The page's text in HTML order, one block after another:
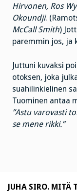
Hirvonen, Ros
Okoundji.
McCall Smith)
paremmin jos, ja
Juttuni kuvaksi
otoksen, joka
suahilinkielinen
Tuominen antaa
”Astu varovasti
se mene rikki.”
JUHA SIRO. MITÄ